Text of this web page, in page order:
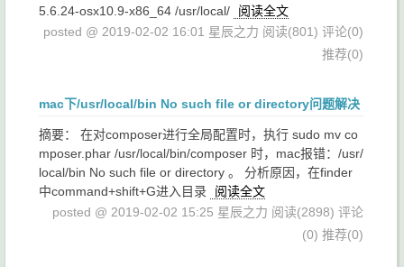
5.6.24-osx10.9-x86_64 /usr/local/
阅读全文
posted @ 2019-02-02 16:01 星辰之力 阅读(801) 评论(0)
推荐(0)
mac下/usr/local/bin No such file or directory问题解决
摘要： 在对composer进行全局配置时，执行 sudo mv co
mposer.phar /usr/local/bin/composer 时，mac报错：/usr/
local/bin No such file or directory 。 分析原因，在finder
中command+shift+G进入目录
阅读全文
posted @ 2019-02-02 15:25 星辰之力 阅读(2898) 评论
(0) 推荐(0)